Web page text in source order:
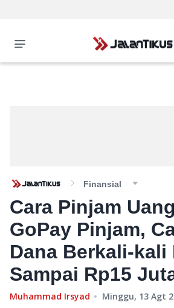
Finansial
Cara Pinjam
GoPay Pinjam,
Dana Berkali-kali
Sampai Rp15
Muhammad Irsyad Minggu, 13 Agt